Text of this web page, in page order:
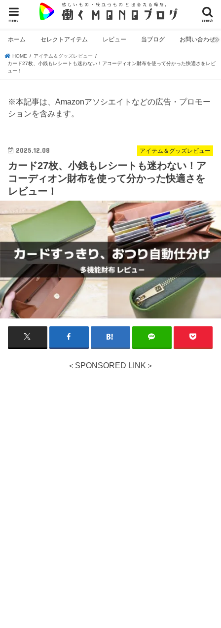
search
menu
ホーム セレクトアイテム レビュー 当ブログ お問い合わせ
HOME
アイテム＆グッズレビュー
カード27枚、小銭もレシートも迷わない！アコーディオン財布を使って分かった快適さをレビ
ュー！
※本記事は、Amazonアソシエイトなどの広告・プロモー
ションを含みます。
アイテム＆グッズレビュー
2025.12.08
カード27枚、小銭もレシートも迷わない！ア
コーディオン財布を使って分かった快適さを
レビュー！
＜SPONSORED LINK＞